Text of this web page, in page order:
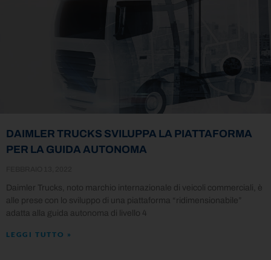
DAIMLER TRUCKS SVILUPPA LA PIATTAFORMA
PER LA GUIDA AUTONOMA
Daimler Trucks, noto marchio internazionale di veicoli commerciali, è
alle prese con lo sviluppo di una piattaforma “ridimensionabile”
adatta alla guida autonoma di livello 4
LEGGI TUTTO »